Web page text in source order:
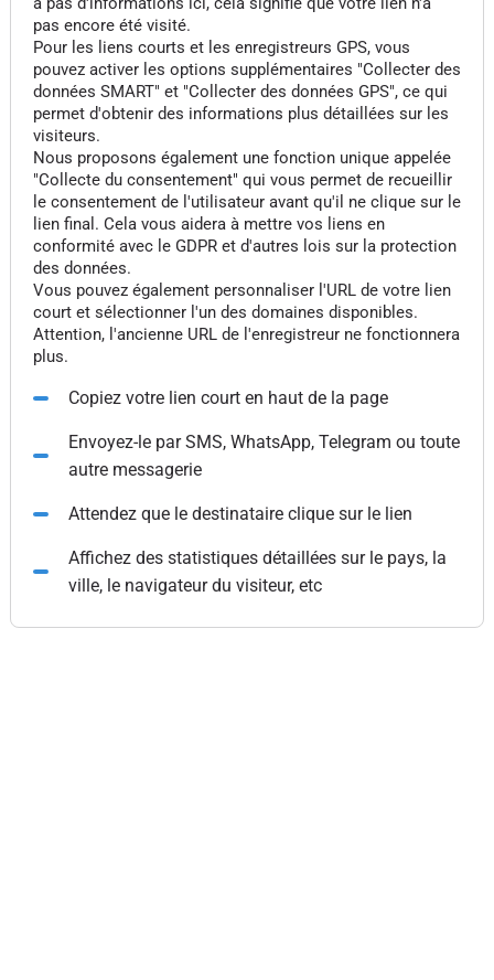
pas encore été visité.
Pour les liens courts et les enregistreurs GPS, vous
pouvez activer les options supplémentaires "Collecter des
données SMART" et "Collecter des données GPS", ce qui
permet d'obtenir des informations plus détaillées sur les
visiteurs.
Nous proposons également une fonction unique appelée
"Collecte du consentement" qui vous permet de recueillir
le consentement de l'utilisateur avant qu'il ne clique sur le
lien final. Cela vous aidera à mettre vos liens en
conformité avec le GDPR et d'autres lois sur la protection
des données.
Vous pouvez également personnaliser l'URL de votre lien
court et sélectionner l'un des domaines disponibles.
Attention, l'ancienne URL de l'enregistreur ne fonctionnera
plus.
Copiez votre lien court en haut de la page
Envoyez-le par SMS, WhatsApp, Telegram ou toute
autre messagerie
Attendez que le destinataire clique sur le lien
Affichez des statistiques détaillées sur le pays, la
ville, le navigateur du visiteur, etc